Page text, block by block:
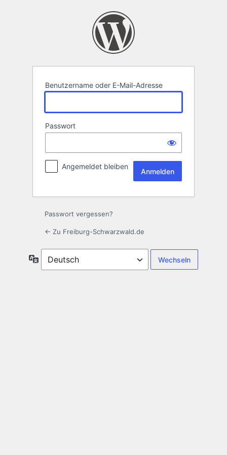
Benutzername oder E-Mail-Adresse
Passwort
Angemeldet bleiben
Passwort vergessen?
← Zu Freiburg-Schwarzwald.de
Sprache